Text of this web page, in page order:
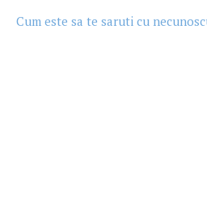
Cum este sa te saruti cu